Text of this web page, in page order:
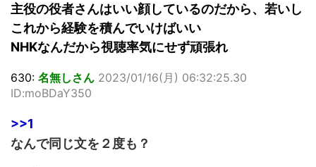
主役の役者さんはいい顔しているのだから、若いし
これから経験を積んでいけばいい
NHKなんだから視聴率気にせず頑張れ
630: 名無しさん 2023/01/16(月) 06:32:25.30
ID:moBDaY350
>>1
なんで同じ文を２度も？